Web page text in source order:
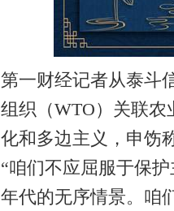
第一财经记者从泰斗
组织（WTO）关联
化和多边主义，申饬
“咱们不应屈服于保
年代的无序情景。咱